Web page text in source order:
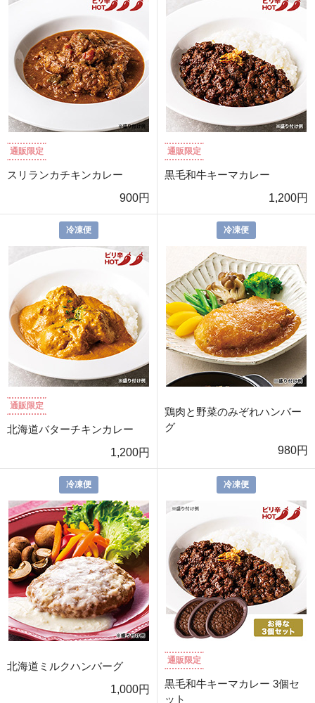
通販限定
スリランカチキンカレー
900円
通販限定
黒毛和牛キーマカレー
1,200円
冷凍便
通販限定
北海道バターチキンカレー
1,200円
冷凍便
鶏肉と野菜のみぞれハンバー
グ
980円
冷凍便
北海道ミルクハンバーグ
1,000円
冷凍便
通販限定
黒毛和牛キーマカレー 3個セ
ット